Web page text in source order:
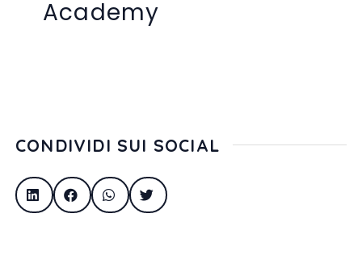
Academy
CONDIVIDI SUI SOCIAL